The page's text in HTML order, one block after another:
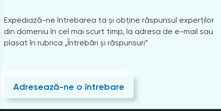
Expediază-ne întrebarea ta și obține răspunsul experților
din domeniu în cel mai scurt timp, la adresa de e-mail sau
plasat în rubrica „Întrebări și răspunsuri”
Adresează-ne o întrebare